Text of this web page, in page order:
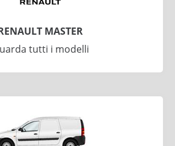
MASTER
tutti i modelli